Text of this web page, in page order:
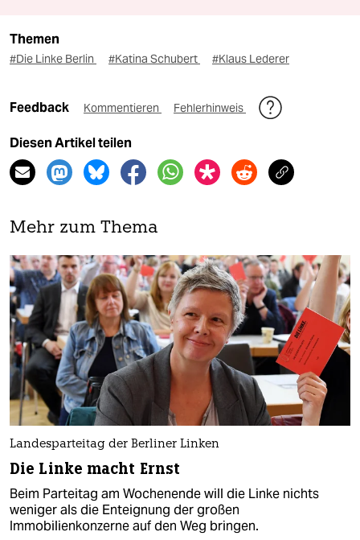
Themen
#Die Linke Berlin #Katina Schubert #Klaus Lederer
Feedback Kommentieren Fehlerhinweis
Diesen Artikel teilen
Mehr zum Thema
Landesparteitag der Berliner Linken
Die Linke macht Ernst
Beim Parteitag am Wochenende will die Linke nichts
weniger als die Enteignung der großen
Immobilienkonzerne auf den Weg bringen.